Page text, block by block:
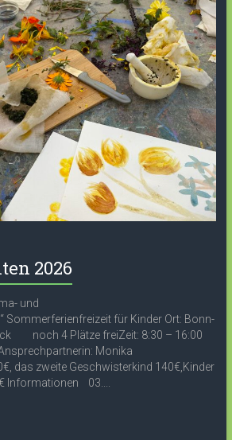
2026
und
Sommerferienfreizeit für Kinder Ort: Bonn-
noch 4 Plätze freiZeit: 8:30 – 16:00
Monika
das zweite Geschwisterkind 140€,Kinder
Informationen 03....